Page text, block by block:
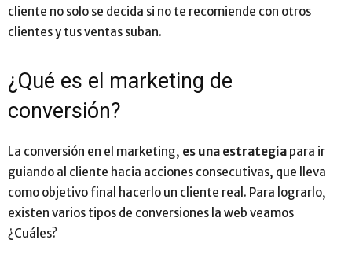
cliente no solo se decida si no te recomiende con otros
clientes y tus ventas suban.
¿Qué es el marketing de
conversión?
La conversión en el marketing, es una estrategia para ir
guiando al cliente hacia acciones consecutivas, que lleva
como objetivo final hacerlo un cliente real. Para lograrlo,
existen varios tipos de conversiones la web veamos
¿Cuáles?